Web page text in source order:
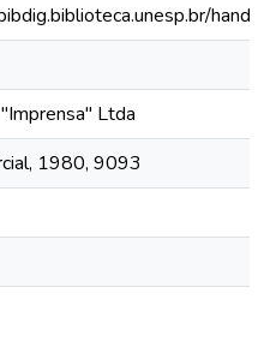
Ltda
1980, 9093